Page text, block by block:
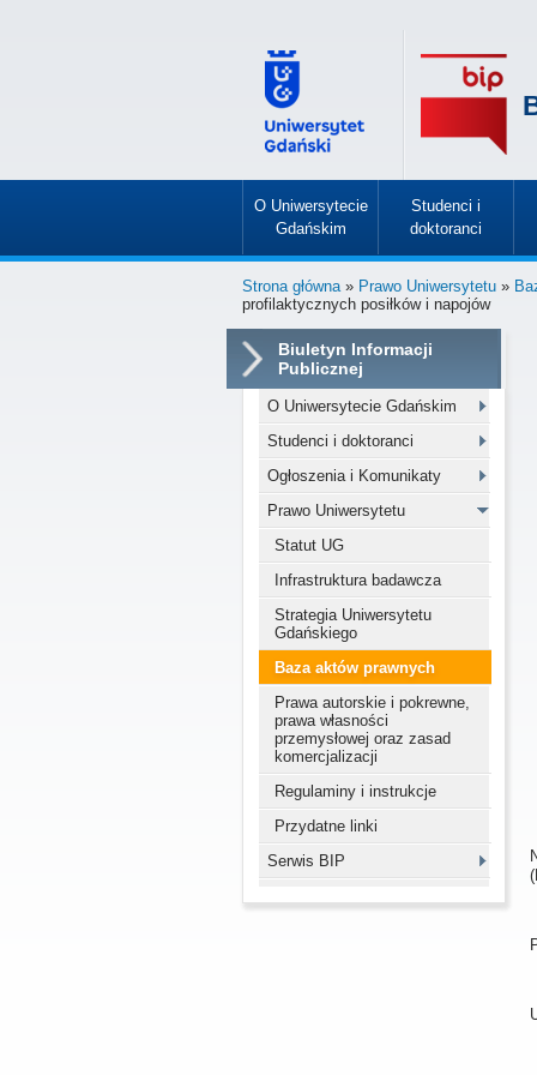
O Uniwersytecie
Gdańskim
»
Studenci i
doktoranci
»
Strona główna» Prawo Uniwersytetu »
profilaktycznych posiłków i napojów
Biuletyn Informacji
Publicznej
O Uniwersytecie Gdańskim
Studenci i doktoranci
Ogłoszenia i Komunikaty
Prawo Uniwersytetu
Statut UG
Infrastruktura badawcza
Strategia Uniwersytetu
Gdańskiego
Baza aktów prawnych
Prawa autorskie i pokrewne,
prawa własności
przemysłowej oraz zasad
komercjalizacji
Regulaminy i instrukcje
Przydatne linki
Serwis BIP